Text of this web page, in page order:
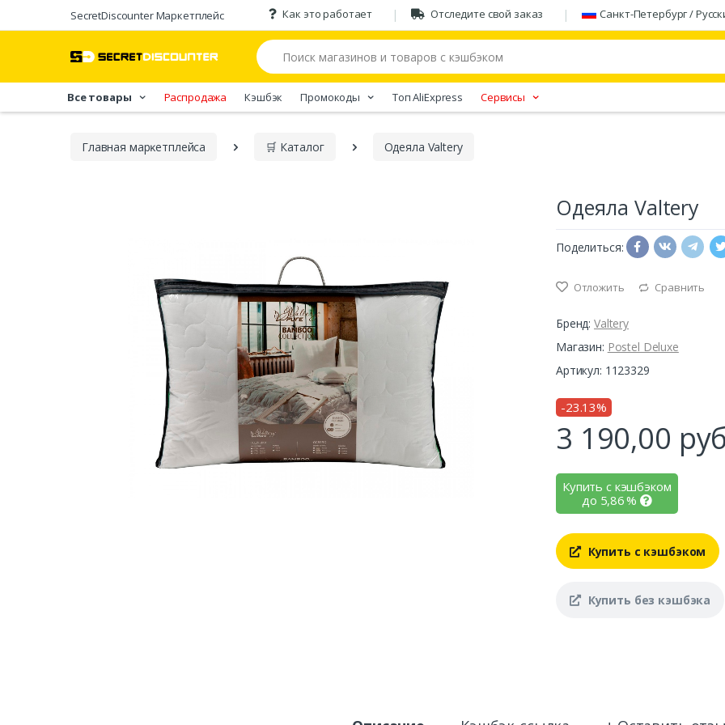
SecretDiscounter Маркетплейс Как это работает Отследите свой заказ Санкт-Петербург /
Все товары Распродажа Кэшбэк Промокоды Tоп AliExpress Сервисы
Главная марĸетплейса 🛒 Каталог Одеяла Valtery
Одеяла Valtery
Поделиться:
Отложить Сравнить
Бренд: Valtery
Магазин: Postel Deluxe
Артикул: 1123329
-23.13%
3 190,00
Купить с кэшбэком
до 5,86%
Купить с кэшбэком
Купить без кэшбэка